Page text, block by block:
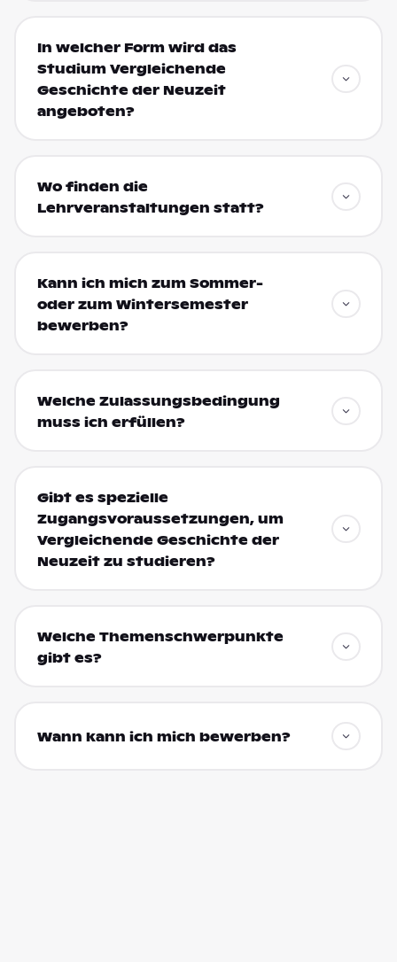
In welcher Form wird das
Studium Vergleichende
Geschichte der Neuzeit
angeboten?
Wo finden die
Lehrveranstaltungen statt?
Kann ich mich zum Sommer-
oder zum Wintersemester
bewerben?
Welche Zulassungsbedingung
muss ich erfüllen?
Gibt es spezielle
Zugangsvoraussetzungen, um
Vergleichende Geschichte der
Neuzeit zu studieren?
Welche Themenschwerpunkte
gibt es?
Wann kann ich mich bewerben?